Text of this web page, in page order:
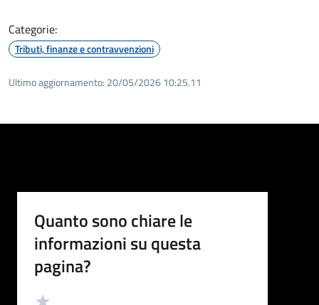
Categorie:
Tributi, finanze e contravvenzioni
Ultimo aggiornamento: 20/05/2026 10:25.11
Quanto sono chiare le
informazioni su questa
pagina?
Valutazione